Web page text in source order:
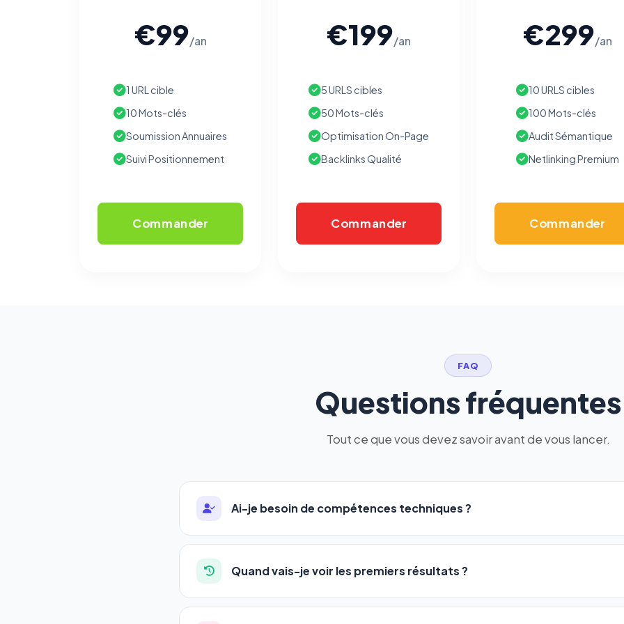
€99/an
1 URL cible
10 Mots-clés
Soumission Annuaires
Suivi Positionnement
Commander
€199/an
5 URLS cibles
50 Mots-clés
Optimisation On-Page
Backlinks Qualité
Commander
€299/an
10 URLS cibles
100 Mots-clés
Audit Sémantique
Netlinking Premium
Commander
FAQ
Questions fréquentes
Tout ce que vous devez savoir avant de vous lancer.
Ai-je besoin de compétences techniques ?
Absolument pas. Notre logiciel a été conçu pour être accessible àtous les profils:
auto-entrepreneurs, PME ou agences. Pas de code, pas de configuration complexe —
l'adresse de votre site, décrivez votre activité, et le logiciel gère tout en automatique
Quand vais-je voir les premiers résultats ?
La plupart de nos utilisateurs observent une amélioration de leur positionnement en4